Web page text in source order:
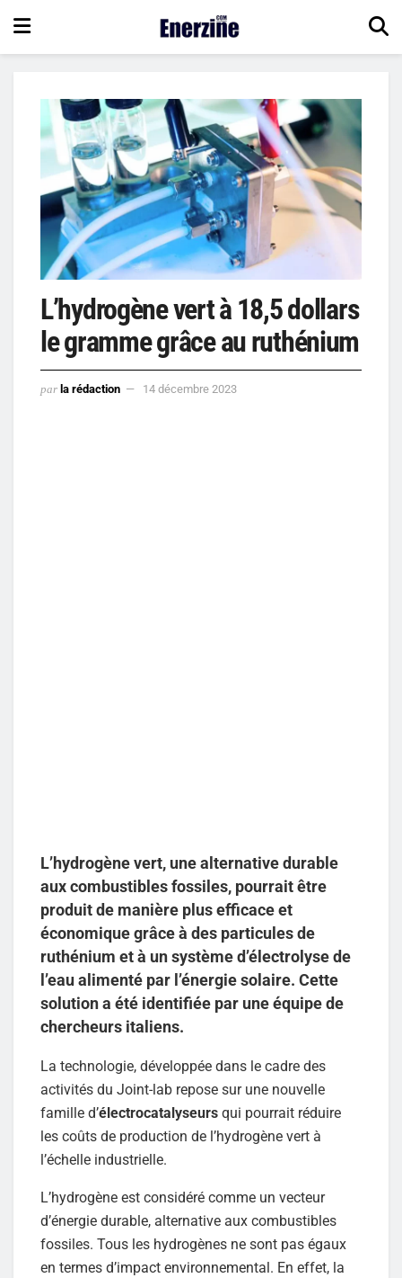
L’hydrogène vert à 18,5 dollars
le gramme grâce au ruthénium
par la rédaction 14 décembre 2023
L’hydrogène vert, une alternative durable
aux combustibles fossiles, pourrait être
produit de manière plus efficace et
économique grâce à des particules de
ruthénium et à un système d’électrolyse de
l’eau alimenté par l’énergie solaire. Cette
solution a été identifiée par une équipe de
chercheurs italiens.
La technologie, développée dans le cadre des
activités du Joint-lab repose sur une nouvelle
famille d’électrocatalyseurs qui pourrait réduire
les coûts de production de l’hydrogène vert à
l’échelle industrielle.
L’hydrogène est considéré comme un vecteur
d’énergie durable, alternative aux combustibles
fossiles. Tous les hydrogènes ne sont pas égaux
en termes d’impact environnemental. En effet, la